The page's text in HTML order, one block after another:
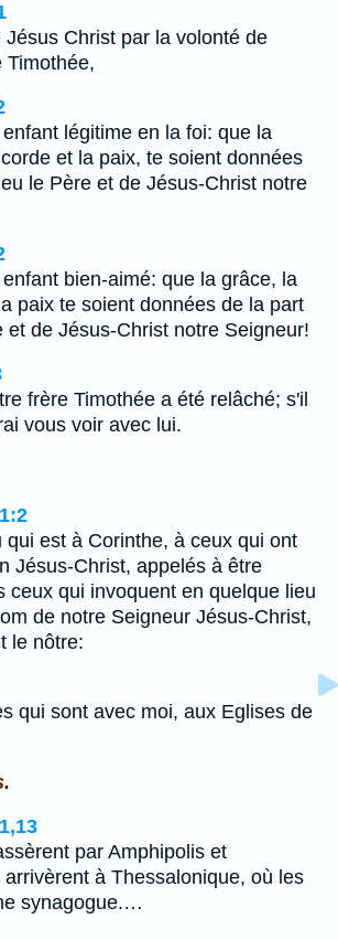
Jésus Christ par la volonté de
Timothée,
légitime en la foi: que la
et la paix, te soient données
le Père et de Jésus-Christ notre
bien-aimé: que la grâce, la
paix te soient données de la part
et de Jésus-Christ notre Seigneur!
frère Timothée a été relâché; s'il
vous voir avec lui.
qui est à Corinthe, à ceux qui ont
Jésus-Christ, appelés à être
ceux qui invoquent en quelque lieu
de notre Seigneur Jésus-Christ,
le nôtre:
qui sont avec moi, aux Eglises de
par Amphipolis et
à Thessalonique, où les
synagogue.…